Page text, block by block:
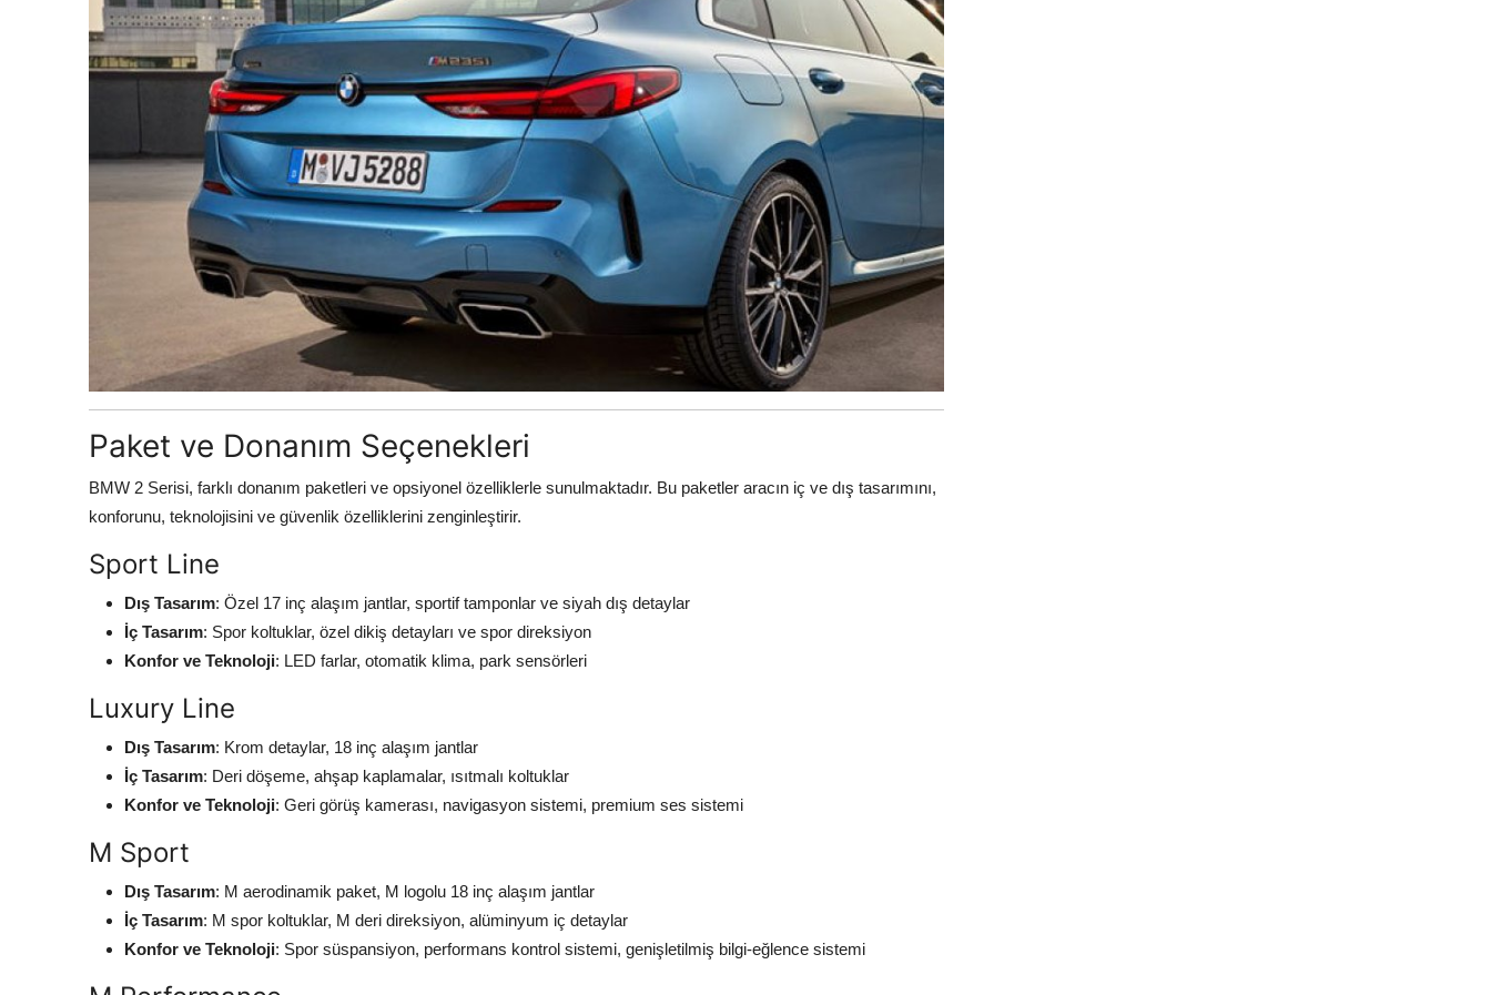
Paket ve Donanım Seçenekleri
BMW 2 Serisi, farklı donanım paketleri ve opsiyonel özelliklerle sunulmaktadır. Bu paketler aracın iç ve dış tasarımını,
konforunu, teknolojisini ve güvenlik özelliklerini zenginleştirir.
Sport Line
Dış Tasarım: Özel 17 inç alaşım jantlar, sportif tamponlar ve siyah dış detaylar
İç Tasarım: Spor koltuklar, özel dikiş detayları ve spor direksiyon
Konfor ve Teknoloji: LED farlar, otomatik klima, park sensörleri
Luxury Line
Dış Tasarım: Krom detaylar, 18 inç alaşım jantlar
İç Tasarım: Deri döşeme, ahşap kaplamalar, ısıtmalı koltuklar
Konfor ve Teknoloji: Geri görüş kamerası, navigasyon sistemi, premium ses sistemi
M Sport
Dış Tasarım: M aerodinamik paket, M logolu 18 inç alaşım jantlar
İç Tasarım: M spor koltuklar, M deri direksiyon, alüminyum iç detaylar
Konfor ve Teknoloji: Spor süspansiyon, performans kontrol sistemi, genişletilmiş bilgi-eğlence sistemi